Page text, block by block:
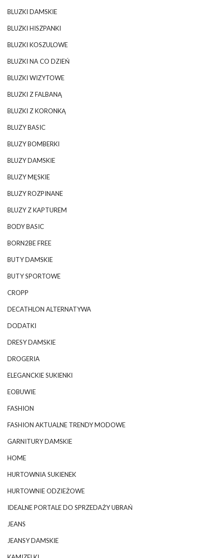
BLUZKI DAMSKIE
BLUZKI HISZPANKI
BLUZKI KOSZULOWE
BLUZKI NA CO DZIEŃ
BLUZKI WIZYTOWE
BLUZKI Z FALBANĄ
BLUZKI Z KORONKĄ
BLUZY BASIC
BLUZY BOMBERKI
BLUZY DAMSKIE
BLUZY MĘSKIE
BLUZY ROZPINANE
BLUZY Z KAPTUREM
BODY BASIC
BORN2BE FREE
BUTY DAMSKIE
BUTY SPORTOWE
CROPP
DECATHLON ALTERNATYWA
DODATKI
DRESY DAMSKIE
DROGERIA
ELEGANCKIE SUKIENKI
EOBUWIE
FASHION
FASHION AKTUALNE TRENDY MODOWE
GARNITURY DAMSKIE
HOME
HURTOWNIA SUKIENEK
HURTOWNIE ODZIEŻOWE
IDEALNE PORTALE DO SPRZEDAŻY UBRAŃ
JEANS
JEANSY DAMSKIE